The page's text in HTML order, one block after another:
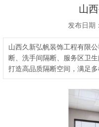
山
发布日期
山西久新弘帆装饰工程有限
断、洗手间隔断、服务区卫
打造高品质隔断空间，满足